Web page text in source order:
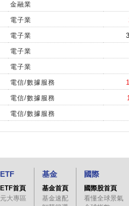
金融業
電子業
電子業
電子業
電子業
電信/數據服務
電信/數據服務
電信/數據服務
ETF
ETF首頁
元大專區
基金
基金首頁
基金速配
國際
國際股首頁
看懂全球景氣